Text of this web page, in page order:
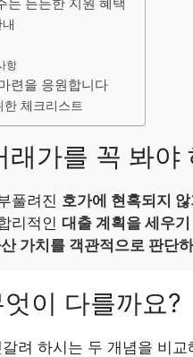
항
련을 응원합니다
체크리스트
래가를 꼭 봐야
풀려진 호가에 현혹되지
리적인 대출 계획을 세우기
가치를 객관적으로 판단
이 다를까요?
려 하시는 두 개념을 비